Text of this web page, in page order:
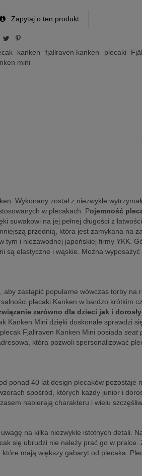
Zapytaj o ten produkt
kanken fjallraven kanken plecaki
mini
Wykonany został z niezwykle
w plecakach. Pojemność
na jej pełnej długości z
przednią, która jest zamykana na
i niezawodnej japońskiej firmy YKK.
są elastyczne i wąskie. Można
zastąpić popularne wówczas torby
plecaki Kanken w bardzo krótkim
zarówno dla dzieci jak i
Kanken Mini dzięki doskonale sprawdzi
Fjallraven Kanken Mini posiada seat
która pozwoli spersonalizować
ponad 40 lat design plecaków
spośród, których każdy junior i
nabierają charakteru i wielu
na kilka niezwykle istotnych
się ubrudzi nie należy prać go w
mają większy gabaryt od plecaka.